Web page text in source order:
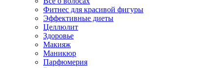
Фитнес для красивой фигуры
Эффективные диеты
Целлюлит
Здоровье
Макияж
Маникюр
Парфюмерия